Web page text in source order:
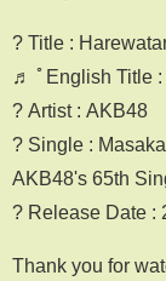
? Title :
♬ ﾟEnglish Title
?️ Artist : AKB48
? Single :
AKB48's 65th
?️ Release Date :
Thank you for